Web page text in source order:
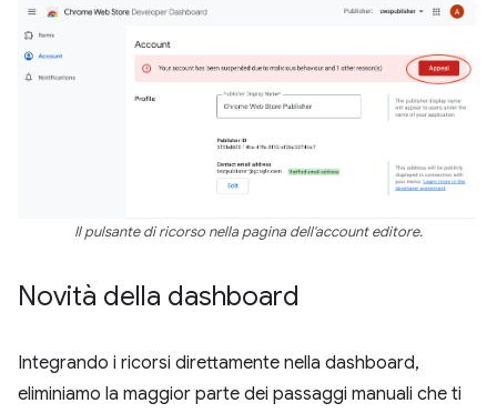
Il pulsante di ricorso nella pagina dell'account editore.
Novità della dashboard
Integrando i ricorsi direttamente nella dashboard,
eliminiamo la maggior parte dei passaggi manuali che ti